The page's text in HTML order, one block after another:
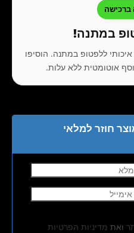
במתנה!
ללפטופ במתנה. הוסיפו
אוטומטית ללא עלות.
חוזר למלאי
ואת מדיניות הפרטיות